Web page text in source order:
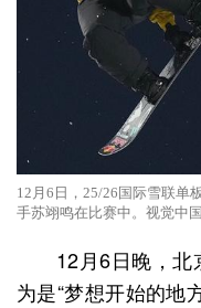
12月6日，25/26国际雪联单
手苏翊鸣在比赛中。视觉中
12月6日晚，
为是“梦想开始的地